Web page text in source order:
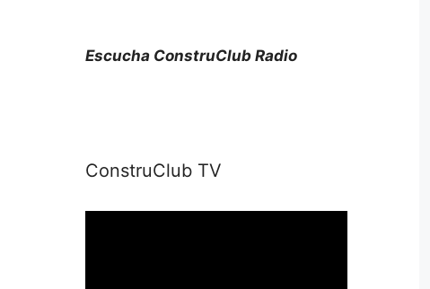
Escucha ConstruClub Radio
ConstruClub TV